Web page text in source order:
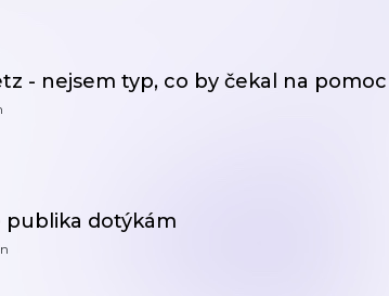
- nejsem typ, co by čekal na pomoc
publika dotýkám